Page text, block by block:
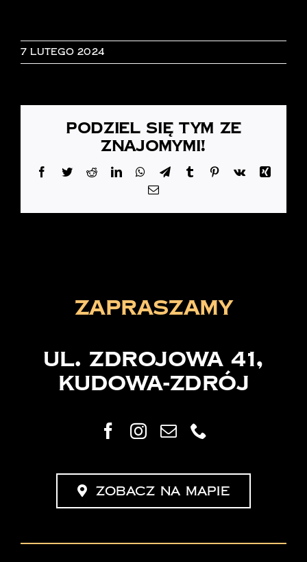
7 lutego 2024
Podziel się tym ze
znajomymi!
Facebook
TwitterRedditLinkedInWhatsApp
TelegramTumblr Pinterest
Vk
Xing
Email
zapraszamy
ul. Zdrojowa 41,
Kudowa-Zdrój
Zobacz na mapie